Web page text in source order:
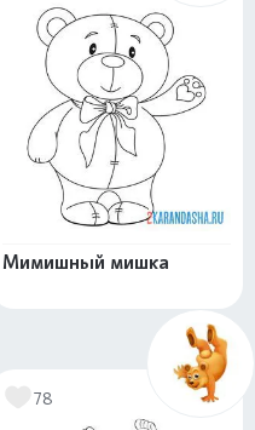
Мимишный мишка
78